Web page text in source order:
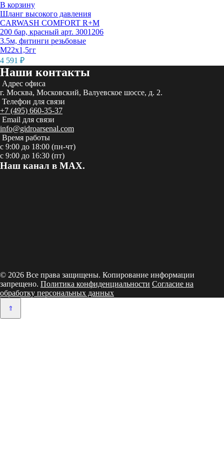
В корзину
Шланг высокого давления
CARWASH COMFORT R+M
200 бар, красный арт. 3001206
3.5м, фитинги резьбовые
М22х1,5гг
4 591 ₽
Наши контакты
Адрес офиса
г. Москва, Московский, Валуевское шоссе, д. 2.
Телефон для связи
+7 (495) 660-35-37
Email для связи
info@gidroarsenal.com
Время работы
с 9:00 до 18:00 (пн-чт)
с 9:00 до 16:30 (пт)
Наш канал в MAX.
© 2026 Все права защищены. Копирование информации
запрещено. Политика конфиденциальности Согласие на
обработку персональных данных